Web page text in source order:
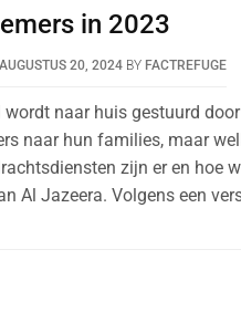
in 2023
AUGUSTUS 20, 2024 BY FACTREFUGE
wordt naar huis gestuurd
naar hun families, maar
zijn er en hoe
Al Jazeera. Volgens een